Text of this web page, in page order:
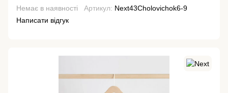
Немає в наявності Артикул: Next43Cholovichok6-9
Написати відгук